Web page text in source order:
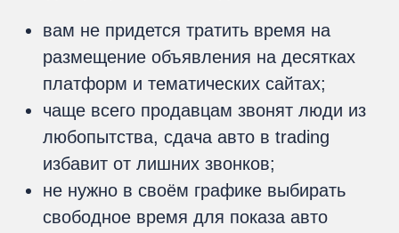
вам не придется тратить время на
размещение объявления на десятках
платформ и тематических сайтах;
чаще всего продавцам звонят люди из
любопытства, сдача авто в trading
избавит от лишних звонков;
не нужно в своём графике выбирать
свободное время для показа авто